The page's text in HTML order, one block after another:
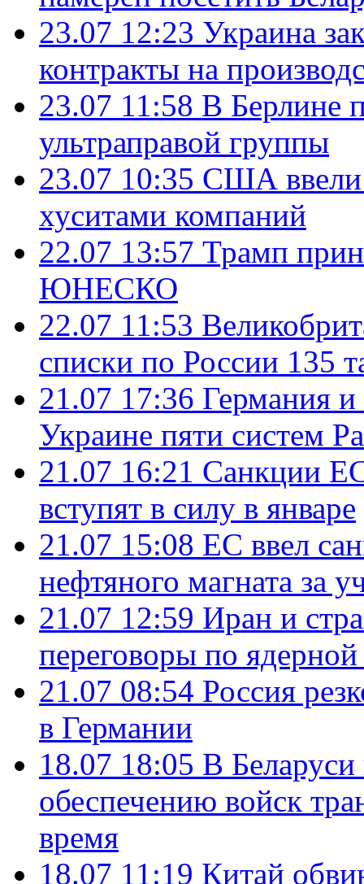
23.07 12:23 Украина
контракты на
23.07 11:58 В Берлине
ультраправой группы
23.07 10:35 США ввели
хуситами компаний
22.07 13:57 Трамп
ЮНЕСКО
22.07 11:53
списки по России 135
21.07 17:36 Германия
Украине пяти систем
21.07 16:21 Санкции
вступят в силу в январе
21.07 15:08 ЕС ввел
нефтяного магната за
21.07 12:59 Иран и
переговоры по
21.07 08:54 Россия
в Германии
18.07 18:05 В
обеспечению войск
время
18.07 11:19 Китай